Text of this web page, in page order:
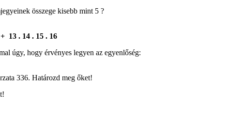
összege kisebb mint 5 ?
13 . 14 . 15 . 16
úgy, hogy érvényes legyen az egyenlőség:
336. Határozd meg őket!